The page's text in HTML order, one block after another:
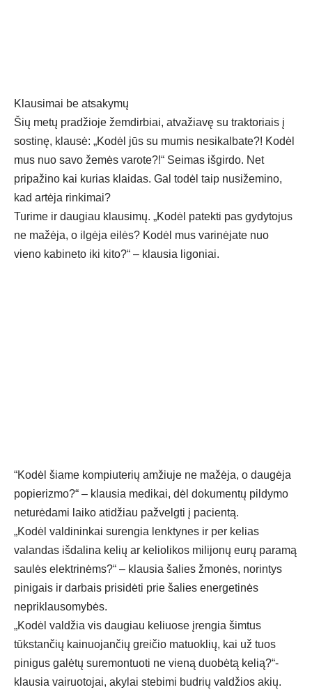
Klausimai be atsakymų
Šių metų pradžioje žemdirbiai, atvažiavę su traktoriais į
sostinę, klausė: „Kodėl jūs su mumis nesikalbate?! Kodėl
mus nuo savo žemės varote?!“ Seimas išgirdo. Net
pripažino kai kurias klaidas. Gal todėl taip nusižemino,
kad artėja rinkimai?
Turime ir daugiau klausimų. „Kodėl patekti pas gydytojus
ne mažėja, o ilgėja eilės? Kodėl mus varinėjate nuo
vieno kabineto iki kito?“ – klausia ligoniai.
“Kodėl šiame kompiuterių amžiuje ne mažėja, o daugėja
popierizmo?“ – klausia medikai, dėl dokumentų pildymo
neturėdami laiko atidžiau pažvelgti į pacientą.
„Kodėl valdininkai surengia lenktynes ir per kelias
valandas išdalina kelių ar keliolikos milijonų eurų paramą
saulės elektrinėms?“ – klausia šalies žmonės, norintys
pinigais ir darbais prisidėti prie šalies energetinės
nepriklausomybės.
„Kodėl valdžia vis daugiau keliuose įrengia šimtus
tūkstančių kainuojančių greičio matuoklių, kai už tuos
pinigus galėtų suremontuoti ne vieną duobėtą kelią?“-
klausia vairuotojai, akylai stebimi budrių valdžios akių.